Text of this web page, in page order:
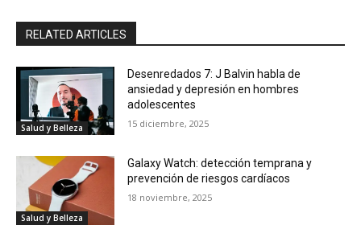
RELATED ARTICLES
Salud y Belleza
Desenredados 7: J Balvin habla de
ansiedad y depresión en hombres
adolescentes
15 diciembre, 2025
Salud y Belleza
Galaxy Watch: detección temprana y
prevención de riesgos cardíacos
18 noviembre, 2025